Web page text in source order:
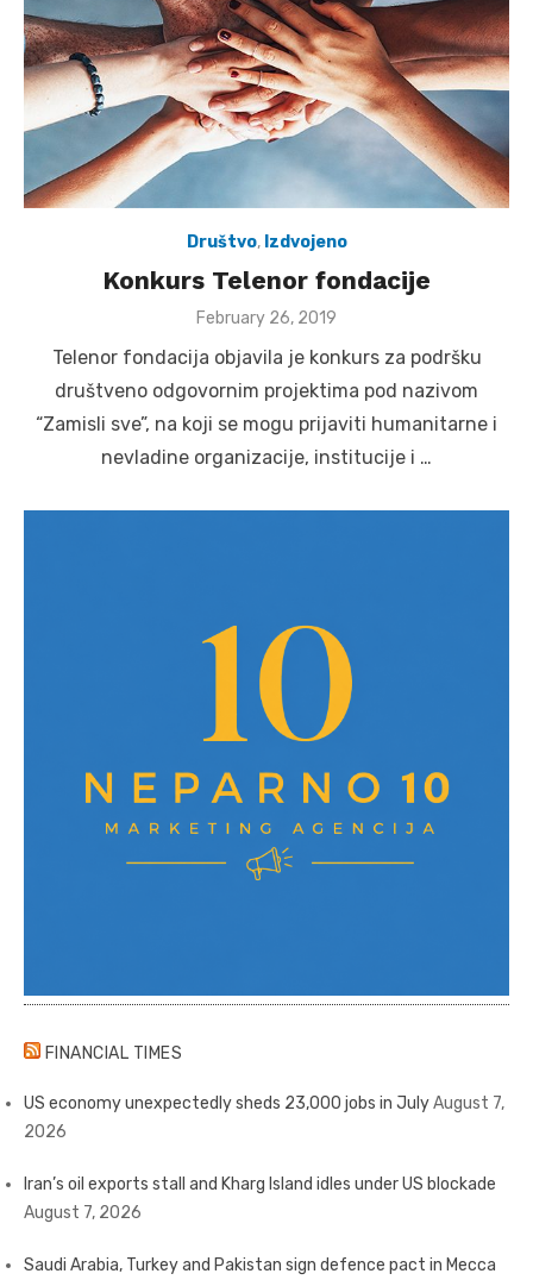
Društvo, Izdvojeno
Konkurs Telenor fondacije
Posted
February 26, 2019
Telenor fondacija objavila je konkurs za podršku
društveno odgovornim projektima pod nazivom
“Zamisli sve”, na koji se mogu prijaviti humanitarne i
nevladine organizacije, institucije i …
FINANCIAL TIMES
US economy unexpectedly sheds 23,000 jobs in JulyAugust 7,
2026
Iran’s oil exports stall and Kharg Island idles under US blockade
August 7, 2026
Saudi Arabia, Turkey and Pakistan sign defence pact in Mecca